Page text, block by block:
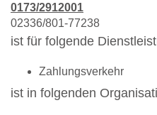
0173/2912001
02336/801-77238
ist für folgende
Zahlungsverkehr
ist in folgenden